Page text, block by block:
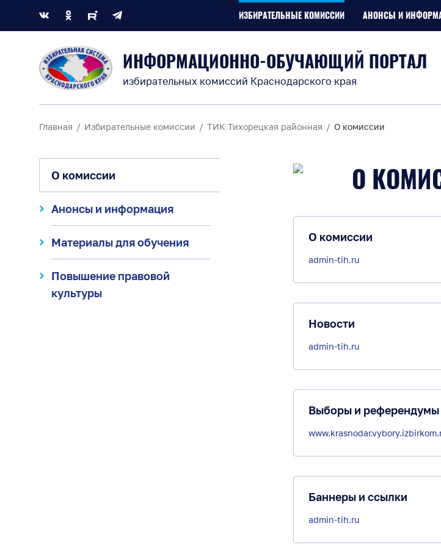
ИЗБИРАТЕЛЬНЫЕ КОМИССИИ АНОНСЫ И
ИНФОРМАЦИОННО-ОБУЧАЮЩИЙ ПОРТАЛ
избирательных комиссий Краснодарского края
Главная Избирательные комиссии ТИК Тихорецкая районная О комиссии
О комиссии
Анонсы и информация
Материалы для обучения
Повышение правовой
культуры
О
О комиссии
admin-tih.ru
Новости
admin-tih.ru
Выборы и референдумы
Баннеры и ссылки
admin-tih.ru